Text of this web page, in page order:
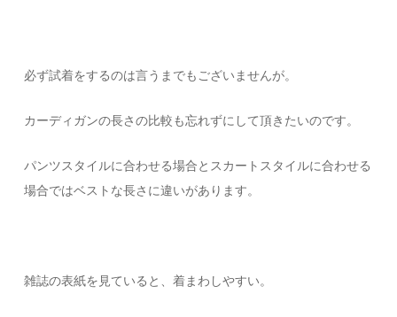
必ず試着をするのは言うまでもございませんが。
カーディガンの長さの比較も忘れずにして頂きたいのです。
パンツスタイルに合わせる場合とスカートスタイルに合わせる
場合ではベストな長さに違いがあります。
雑誌の表紙を見ていると、着まわしやすい。